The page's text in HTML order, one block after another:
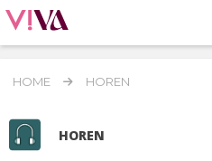
HOME HOREN
HOREN